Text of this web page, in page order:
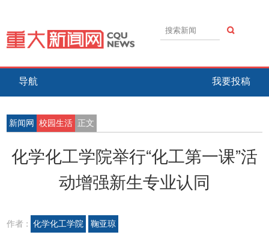
导航 我要投稿
新闻网 校园生活 正文
化学化工学院举行“化工第一课”活
动增强新生专业认同
作者 : 化学化工学院 鞠亚琼